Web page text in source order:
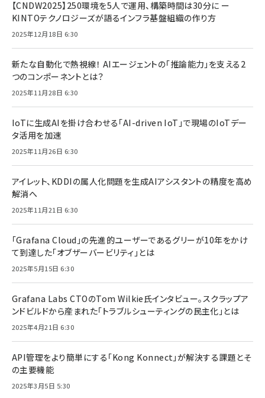
【CNDW2025】250環境を5人で運用、構築時間は30分に ー
KINTOテクノロジーズが語るインフラ基盤組織の作り方
2025年12月18日 6:30
新たな自動化で熱視線！ AIエージェントの「推論能力」を支える2
つのコンポーネントとは？
2025年11月28日 6:30
IoTに生成AIを掛け合わせる「AI-driven IoT」で現場のIoTデー
タ活用を加速
2025年11月26日 6:30
アイレット、KDDIの属人化問題を生成AIアシスタントの精度を高め
解消へ
2025年11月21日 6:30
「Grafana Cloud」の先進的ユーザーであるグリーが10年をかけ
て到達した「オブザーバービリティ」とは
2025年5月15日 6:30
Grafana Labs CTOのTom Wilkie氏インタビュー。スクラップア
ンドビルドから産まれた「トラブルシューティングの民主化」とは
2025年4月21日 6:30
API管理をより簡単にする「Kong Konnect」が解決する課題とそ
の主要機能
2025年3月5日 5:30